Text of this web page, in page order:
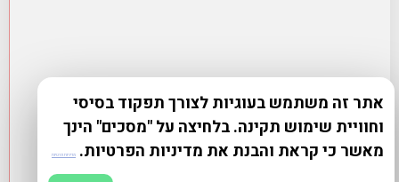
אתר זה משתמש בעוגיות לצורך תפקוד בסיסי
וחוויית שימוש תקינה. בלחיצה על "מסכים" הינך
מאשר כי קראת והבנת את מדיניות הפרטיות. מדיניות פרטיות